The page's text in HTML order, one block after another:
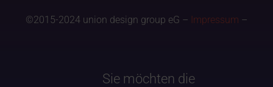
©2015-2024 union design group eG – Impressum –
Sie möchten die